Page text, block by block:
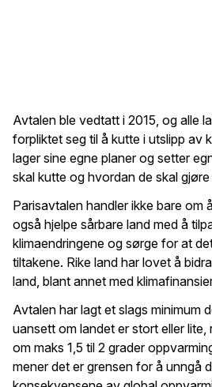
Avtalen ble vedtatt i 2015, og alle
forpliktet seg til å kutte i utslipp av
lager sine egne planer og setter
skal kutte og hvordan de skal gjøre
Parisavtalen handler ikke bare om
også hjelpe sårbare land med å
klimaendringene og sørge for at
tiltakene. Rike land har lovet å
land, blant annet med
Avtalen har lagt et slags minimum
uansett om landet er stort eller lite,
om maks 1,5 til 2 grader
mener det er grensen for å unngå